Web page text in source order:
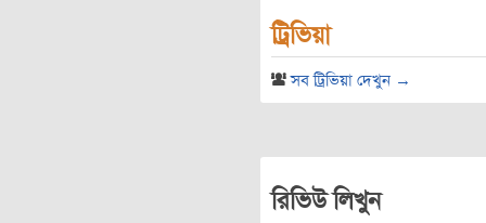
ট্রিভিয়া
সব ট্রিভিয়া দেখুন →
রিভিউ লিখুন